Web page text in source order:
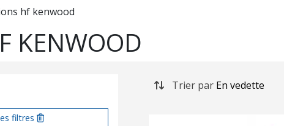
hf kenwood
KENWOOD
filtres
Trier par